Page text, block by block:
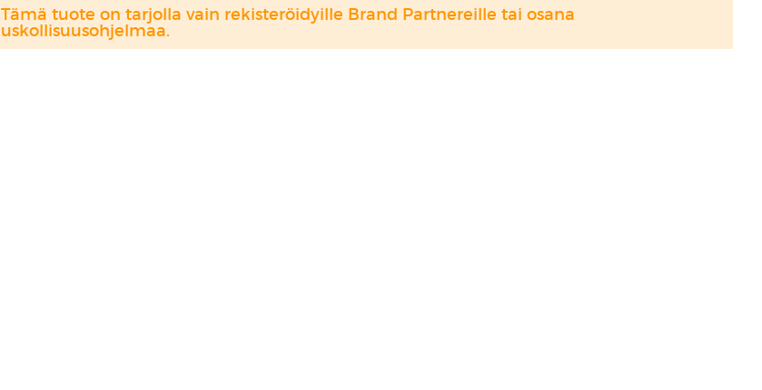
Tämä tuote on tarjolla vain rekisteröidyille Brand Partnereille tai osana
uskollisuusohjelmaa.